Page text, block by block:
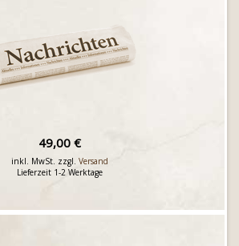
49,00 €
inkl. MwSt. zzgl. Versand
Lieferzeit 1-2 Werktage